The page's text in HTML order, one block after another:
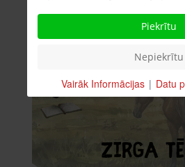
Piekrītu
Nepiekrītu
Vairāk Informācijas | Datu